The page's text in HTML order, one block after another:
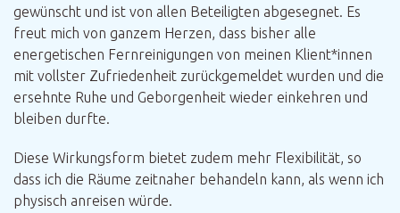
gewünscht und ist von allen Beteiligten abgesegnet. Es
freut mich von ganzem Herzen, dass bisher alle
energetischen Fernreinigungen von meinen Klient*innen
mit vollster Zufriedenheit zurückgemeldet wurden und die
ersehnte Ruhe und Geborgenheit wieder einkehren und
bleiben durfte.
Diese Wirkungsform bietet zudem mehr Flexibilität, so
dass ich die Räume zeitnaher behandeln kann, als wenn ich
physisch anreisen würde.